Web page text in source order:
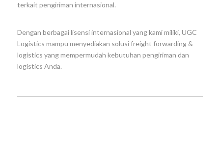
terkait pengiriman internasional.
Dengan berbagai lisensi internasional yang kami miliki, UGC
Logistics mampu menyediakan solusi freight forwarding &
logistics yang mempermudah kebutuhan pengiriman dan
logistics Anda.